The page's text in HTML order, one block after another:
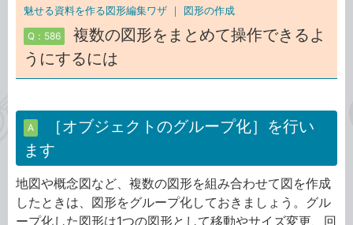
魅せる資料を作る図形編集ワザ ｜ 図形の作成
Q：586
複数の図形をまとめて操作できるよ
うにするには
A
［オブジェクトのグループ化］を行い
ます
地図や概念図など、複数の図形を組み合わせて図を作成
したときは、図形をグループ化しておきましょう。グル
ープ化した図形は1つの図形として移動やサイズ変更、回